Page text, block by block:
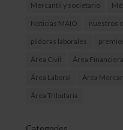
Mercantil y societario
Noticias MAIO
nuestros
pildoras laborales
Área Civil
Área
Área Laboral
Área
Área Tributaria